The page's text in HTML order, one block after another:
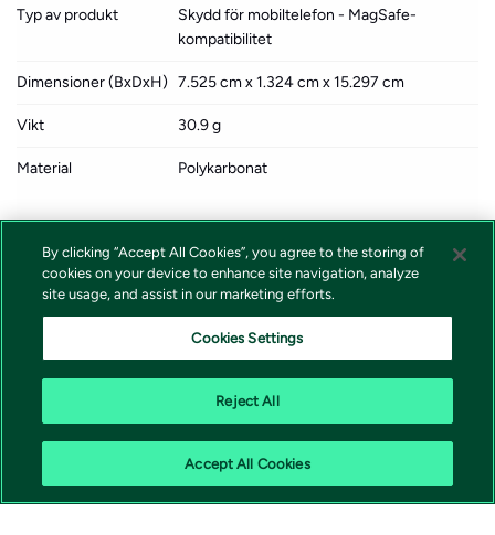
Typ av produkt
Skydd för mobiltelefon - MagSafe-
kompatibilitet
Dimensioner (BxDxH) 7.525 cm x 1.324 cm x 15.297 cm
Vikt 30.9 g
Material Polykarbonat
Färg Kalksten
Tillverkarens garanti 1 års garanti
Designat för iPhone 17
By clicking “Accept All Cookies”, you agree to the storing of
cookies on your device to enhance site navigation, analyze
site usage, and assist in our marketing efforts.
Cookies Settings
Reject All
Accept All Cookies